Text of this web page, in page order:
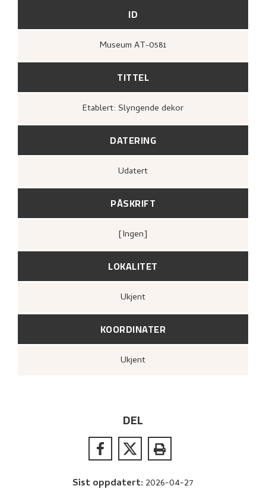
ID
Museum AT-0581
TITTEL
Etablert: Slyngende dekor
DATERING
Udatert
PÅSKRIFT
[ingen]
LOKALITET
Ukjent
KOORDINATER
Ukjent
DEL
Sist oppdatert: 2026-04-27